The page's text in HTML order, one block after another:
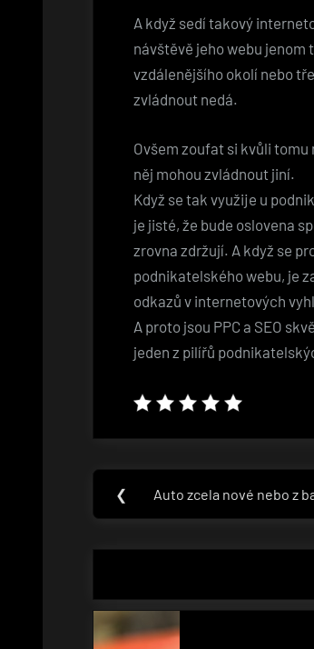
A když sedí takový
návštěvě jeho webu jenom
vzdálenějšího okolí nebo
zvládnout nedá.
Ovšem zoufat si kvůli
něj mohou zvládnout jiní.
Když se tak využije u
je jisté, že bude oslovena
zrovna zdržují. A když se
podnikatelského webu, je
odkazů v internetových
A proto jsou PPC a SEO
jeden z pilířů
Navigace
pro
❮
Previous
Auto zcela nové nebo z